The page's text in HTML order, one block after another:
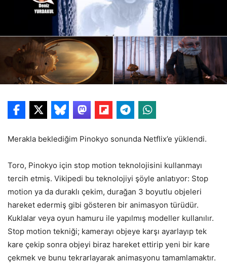
Merakla beklediğim Pinokyo sonunda Netflix’e yüklendi.
Toro, Pinokyo için stop motion teknolojisini kullanmayı
tercih etmiş. Vikipedi bu teknolojiyi şöyle anlatıyor: Stop
motion ya da duraklı çekim, durağan 3 boyutlu objeleri
hareket edermiş gibi gösteren bir animasyon türüdür.
Kuklalar veya oyun hamuru ile yapılmış modeller kullanılır.
Stop motion tekniği; kamerayı objeye karşı ayarlayıp tek
kare çekip sonra objeyi biraz hareket ettirip yeni bir kare
çekmek ve bunu tekrarlayarak animasyonu tamamlamaktır.